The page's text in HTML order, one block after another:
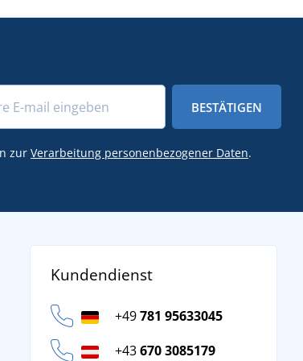
BESTÄTIGEN
zur Verarbeitung personenbezogener Daten.
Kundendienst
+49781 95633045
+43670 3085179